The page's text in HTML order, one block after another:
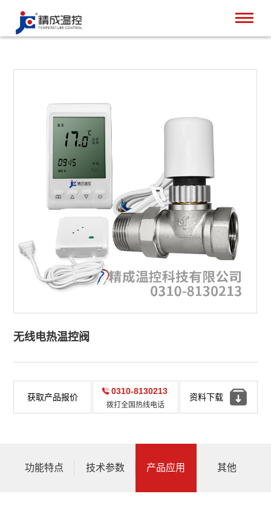
无线电热温控阀
获取产品报价
0310-8130213
拨打全国热线电话
资料下载
功能特点 技术参数 产品应用 其他